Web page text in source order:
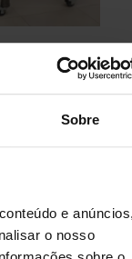
Sobre
e
o nosso
dos pássaros